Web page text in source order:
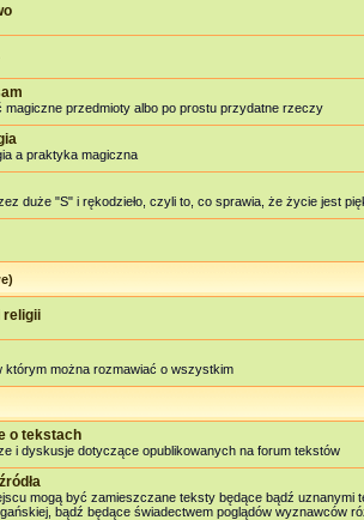
magiczne przedmioty albo po prostu przydatne rzeczy
a praktyka magiczna
duże "S" i rękodzieło, czyli to, co sprawia, że życie jest
religii
którym można rozmawiać o wszystkim
o tekstach
i dyskusje dotyczące opublikowanych na forum tekstów
mogą być zamieszczane teksty będące bądź uznanymi
bądź będące świadectwem poglądów wyznawców